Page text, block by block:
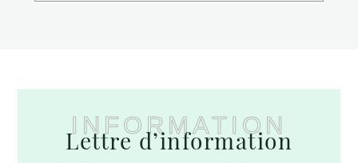
INFORMATION
Lettre d’information